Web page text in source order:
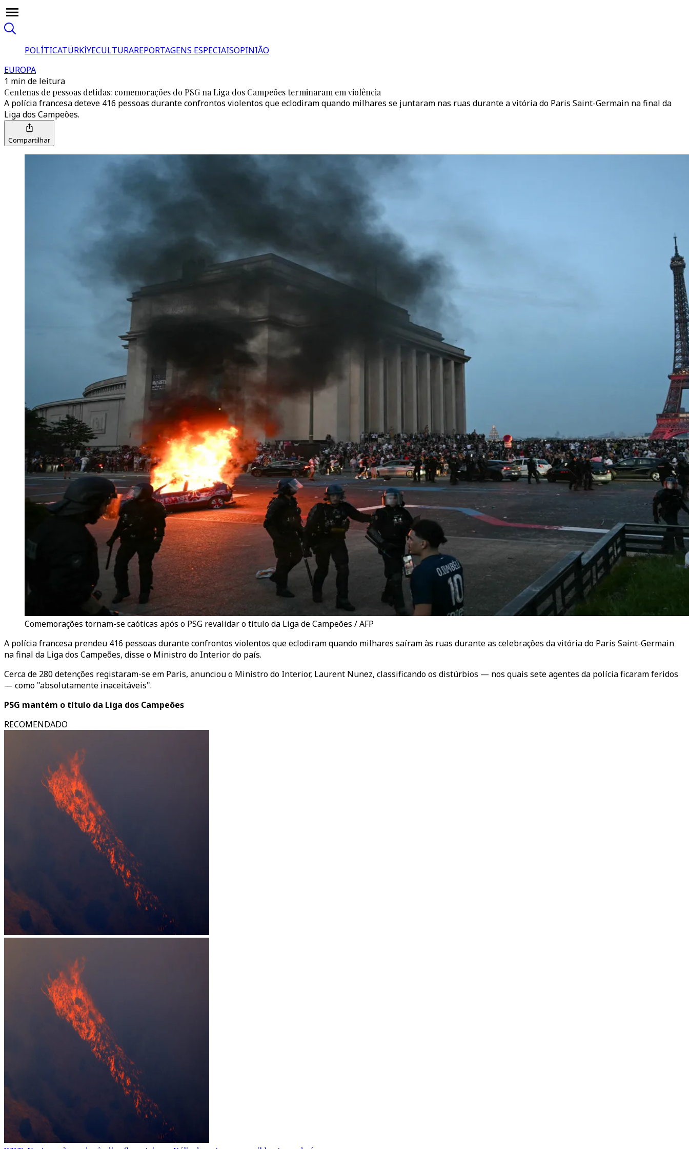
POLÍTICATÜRKİYECULTURAREPORTAGENS ESPECIAISOPINIÃO
EUROPA
1 min de leitura
Centenas de pessoas detidas: comemorações do PSG na Liga dos Campeões terminaram em violência
A polícia francesa deteve 416 pessoas durante confrontos violentos que eclodiram quando milhares se juntaram nas ruas durante a vitória do Paris Saint-Germain na final da
Liga dos Campeões.
Compartilhar
Comemorações tornam-se caóticas após o PSG revalidar o título da Liga de Campeões / AFP
A polícia francesa prendeu 416 pessoas durante confrontos violentos que eclodiram quando milhares saíram às ruas durante as celebrações da vitória do Paris Saint-Germain
na final da Liga dos Campeões, disse o Ministro do Interior do país.
Cerca de 280 detenções registaram-se em Paris, anunciou o Ministro do Interior, Laurent Nunez, classificando os distúrbios — nos quais sete agentes da polícia ficaram feridos
— como "absolutamente inaceitáveis".
PSG mantém o título da Liga dos Campeões
RECOMENDADO